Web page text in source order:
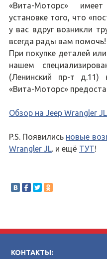
«Вита-Моторс»
установке того, что
у вас вдруг возникли
всегда рады вам помочь!
При покупке деталей
нашем
(Ленинский пр-т д.11)
«Вита-Моторс»
Обзор на Jeep Wrangler
P.S. Появились новые
Wrangler JL. и ещё ТУТ!
КОНТАКТЫ: